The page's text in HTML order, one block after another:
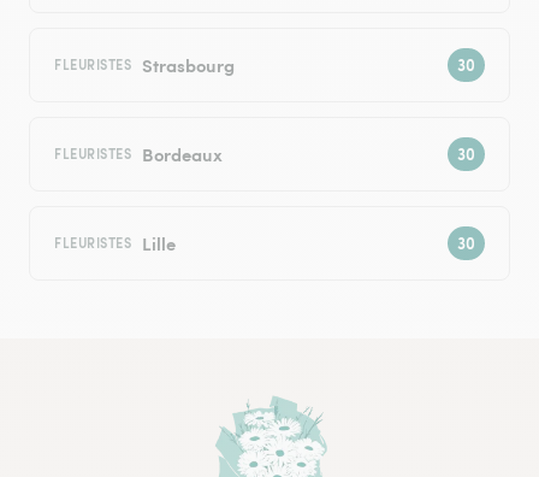
FLEURISTES Strasbourg
FLEURISTES Bordeaux
FLEURISTES Lille